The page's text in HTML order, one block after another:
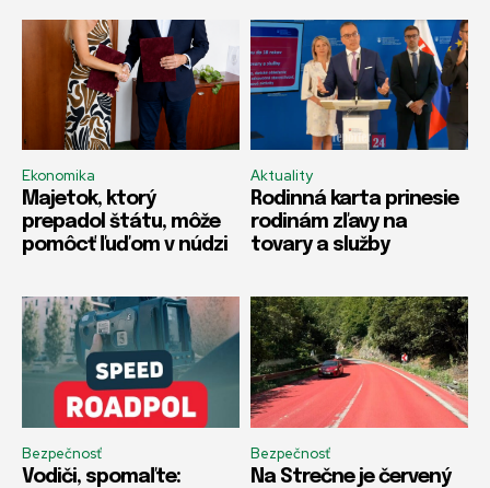
Ekonomika
Majetok, ktorý
prepadol štátu, môže
pomôcť ľuďom v núdzi
Aktuality
Rodinná karta prinesie
rodinám zľavy na
tovary a služby
Bezpečnosť
Vodiči, spomaľte:
Bezpečnosť
Na Strečne je červený